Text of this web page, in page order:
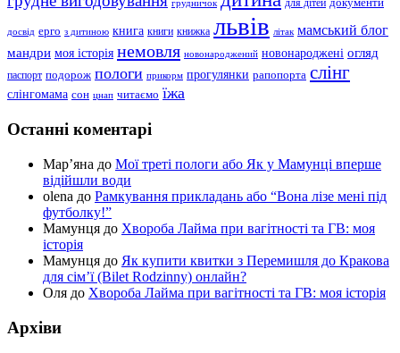
грудничок для дітей
досвід ерго з дитиною книга книги книжка львів літак мамський блог
мандри моя історія немовля новонароджений новонароджені огляд
паспорт подорож пологи прикорм прогулянки рапопорта слінг
слінгомама сон цнап читаємо їжа
Останні коментарі
Мар’яна до Мої треті пологи або Як у Мамунці вперше
відійшли води
olena до Рамкування прикладань або “Вона лізе мені під
футболку!”
Мамунця до Хвороба Лайма при вагітності та ГВ: моя
історія
Мамунця до Як купити квитки з Перемишля до Кракова
для сім’ї (Bilet Rodzinny) онлайн?
Оля до Хвороба Лайма при вагітності та ГВ: моя історія
Архіви